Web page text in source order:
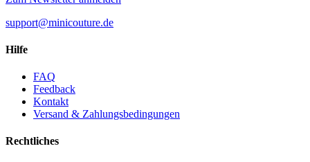
support@minicouture.de
Hilfe
FAQ
Feedback
Kontakt
Versand & Zahlungsbedingungen
Rechtliches